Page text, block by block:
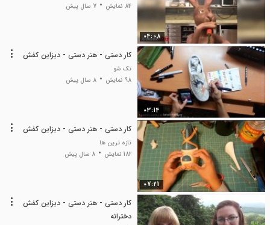
04:08
84 نمایش
7 سال پیش
03:14
کار دستی - هنر دستی - دیزاین کفش
تک شو
98 نمایش
8 سال پیش
07:21
کار دستی - هنر دستی - دیزاین کفش
تازه ترین ها
182 نمایش
8 سال پیش
کار دستی - هنر دستی - دیزاین کفش
دخترانه